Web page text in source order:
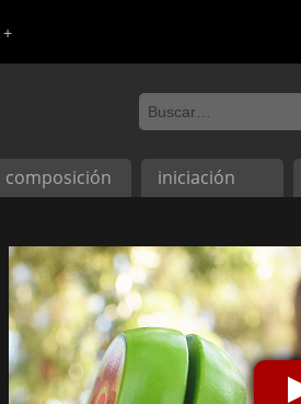
composición iniciación